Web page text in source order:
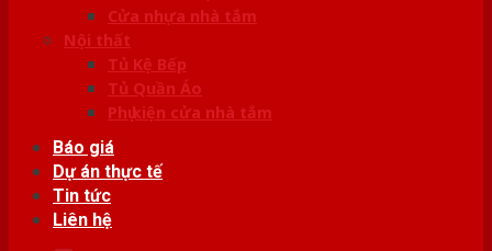
Cửa nhựa nhà tắm
Nội thất
Tủ Kệ Bếp
Tủ Quần Áo
Phụ kiện cửa nhà tắm
Báo giá
Dự án thực tế
Tin tức
Liên hệ